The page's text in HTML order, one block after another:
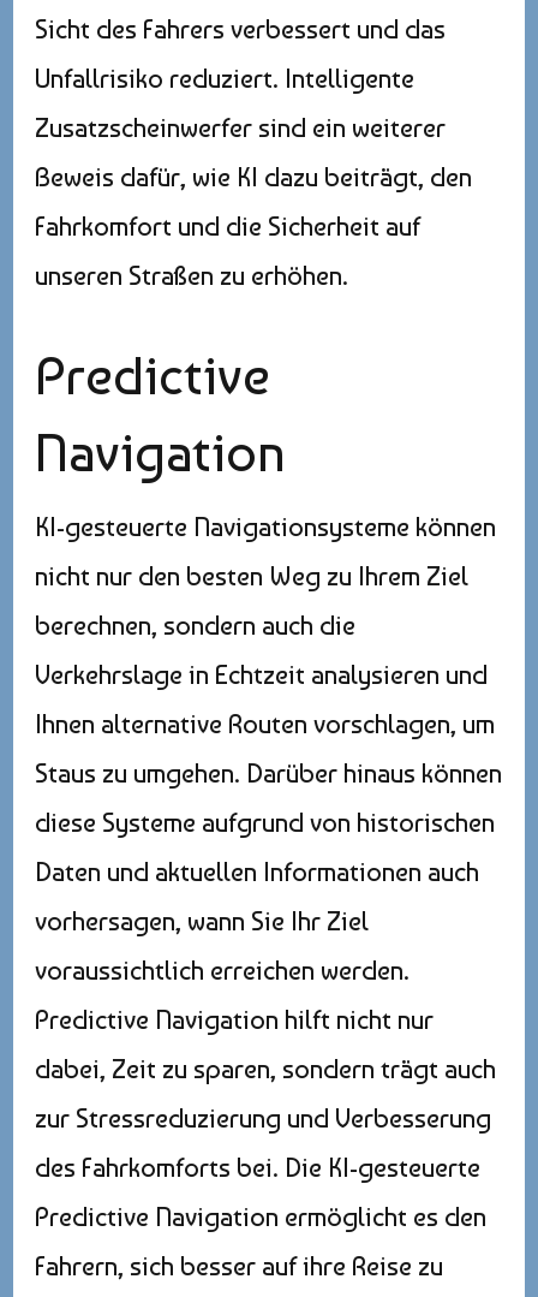
Sicht des Fahrers verbessert und das
Unfallrisiko reduziert. Intelligente
Zusatzscheinwerfer sind ein weiterer
Beweis dafür, wie KI dazu beiträgt, den
Fahrkomfort und die Sicherheit auf
unseren Straßen zu erhöhen.
Predictive
Navigation
KI-gesteuerte Navigationsysteme können
nicht nur den besten Weg zu Ihrem Ziel
berechnen, sondern auch die
Verkehrslage in Echtzeit analysieren und
Ihnen alternative Routen vorschlagen, um
Staus zu umgehen. Darüber hinaus können
diese Systeme aufgrund von historischen
Daten und aktuellen Informationen auch
vorhersagen, wann Sie Ihr Ziel
voraussichtlich erreichen werden.
Predictive Navigation hilft nicht nur
dabei, Zeit zu sparen, sondern trägt auch
zur Stressreduzierung und Verbesserung
des Fahrkomforts bei. Die KI-gesteuerte
Predictive Navigation ermöglicht es den
Fahrern, sich besser auf ihre Reise zu